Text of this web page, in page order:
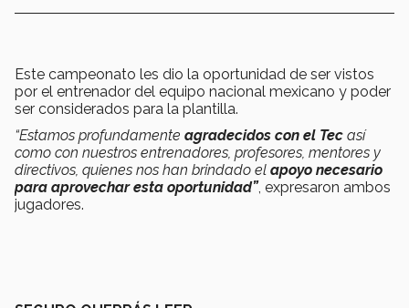
Este campeonato les dio la oportunidad de ser vistos
por el entrenador del equipo nacional mexicano y poder
ser considerados para la plantilla.
“Estamos profundamente agradecidos con el Tec así
como con nuestros entrenadores, profesores, mentores y
directivos, quienes nos han brindado el apoyo necesario
para aprovechar esta oportunidad”, expresaron ambos
jugadores.